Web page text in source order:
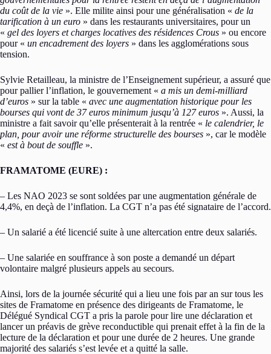
du coût de la vie ». Elle milite ainsi pour une généralisation « de la
tarification à un euro » dans les restaurants universitaires, pour un
« gel des loyers et charges locatives des résidences Crous » ou encore
pour « un encadrement des loyers » dans les agglomérations sous
tension.
Sylvie Retailleau, la ministre de l’Enseignement supérieur, a assuré que
pour pallier l’inflation, le gouvernement « a mis un demi-milliard
d’euros » sur la table « avec une augmentation historique pour les
bourses qui vont de 37 euros minimum jusqu’à 127 euros ». Aussi, la
ministre a fait savoir qu’elle présenterait à la rentrée « le calendrier, le
plan, pour avoir une réforme structurelle des bourses », car le modèle
« est à bout de souffle ».
FRAMATOME (EURE) :
– Les NAO 2023 se sont soldées par une augmentation générale de
4,4%, en deçà de l’inflation. La CGT n’a pas été signataire de l’accord.
– Un salarié a été licencié suite à une altercation entre deux salariés.
– Une salariée en souffrance à son poste a demandé un départ
volontaire malgré plusieurs appels au secours.
Ainsi, lors de la journée sécurité qui a lieu une fois par an sur tous les
sites de Framatome en présence des dirigeants de Framatome, le
Délégué Syndical CGT a pris la parole pour lire une déclaration et
lancer un préavis de grève reconductible qui prenait effet à la fin de la
lecture de la déclaration et pour une durée de 2 heures. Une grande
majorité des salariés s’est levée et a quitté la salle.